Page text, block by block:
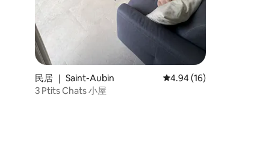
民居 ｜ Saint-Aubin 平均评分 4.94 分（满
4.94 (16)
3 Ptits Chats 小屋